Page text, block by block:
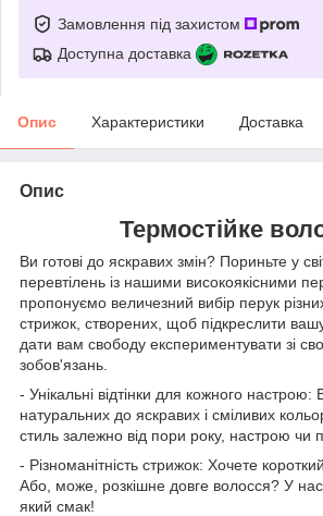
Замовлення під захистом
Доступна доставка
Опис Характеристики Доставка
Опис
Термостійке
Ви готові до яскравих змін? Пориньте у
перевтілень із нашими високоякісними
пропонуємо величезний вибір перук різних
стрижок, створених, щоб підкреслити вашу
дати вам свободу експериментувати зі
зобов'язань.
- Унікальні відтінки для кожного настрою:
натуральних до яскравих і сміливих
стиль залежно від пори року, настрою чи
- Різноманітність стрижок: Хочете
Або, може, розкішне довге волосся? У
який смак!